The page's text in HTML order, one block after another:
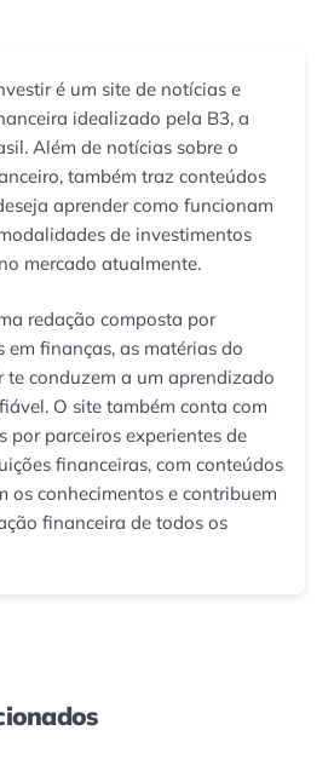
é um site de notícias e
idealizado pela B3, a
Além de notícias sobre o
também traz conteúdos
aprender como funcionam
de investimentos
mercado atualmente.
redação composta por
em finanças, as matérias do
te conduzem a um aprendizado
O site também conta com
por parceiros experientes de
financeiras, com conteúdos
os conhecimentos e contribuem
financeira de todos os